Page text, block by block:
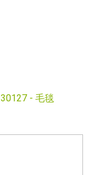
30127 - 毛毯